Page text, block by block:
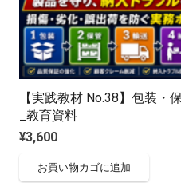
【実践教材 No.38】包装・
_教育資料
¥3,600
お買い物カゴに追加